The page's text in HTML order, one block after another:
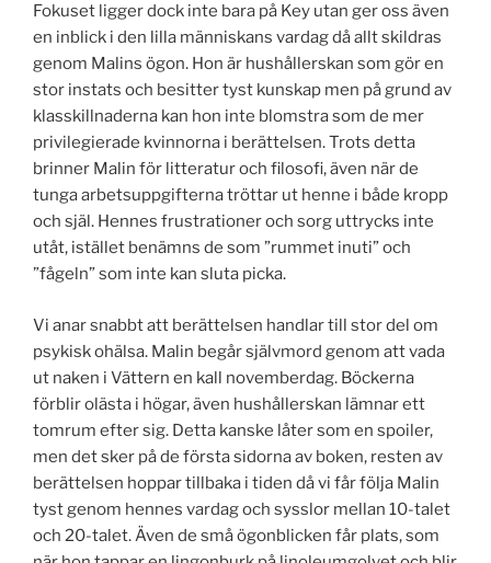
Fokuset ligger dock inte bara på Key utan ger oss även
en inblick i den lilla människans vardag då allt skildras
genom Malins ögon. Hon är hushållerskan som gör en
stor instats och besitter tyst kunskap men på grund av
klasskillnaderna kan hon inte blomstra som de mer
privilegierade kvinnorna i berättelsen. Trots detta
brinner Malin för litteratur och filosofi, även när de
tunga arbetsuppgifterna tröttar ut henne i både kropp
och själ. Hennes frustrationer och sorg uttrycks inte
utåt, istället benämns de som ”rummet inuti” och
”fågeln” som inte kan sluta picka.
Vi anar snabbt att berättelsen handlar till stor del om
psykisk ohälsa. Malin begår självmord genom att vada
ut naken i Vättern en kall novemberdag. Böckerna
förblir olästa i högar, även hushållerskan lämnar ett
tomrum efter sig. Detta kanske låter som en spoiler,
men det sker på de första sidorna av boken, resten av
berättelsen hoppar tillbaka i tiden då vi får följa Malin
tyst genom hennes vardag och sysslor mellan 10-talet
och 20-talet. Även de små ögonblicken får plats, som